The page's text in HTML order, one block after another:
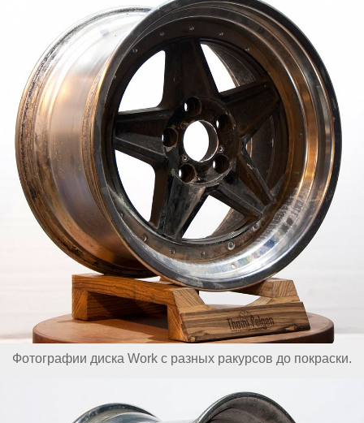
Фотографии диска Work с разных ракурсов до покраски.